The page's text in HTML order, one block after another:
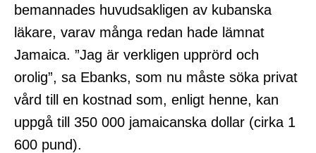
bemannades huvudsakligen av kubanska
läkare, varav många redan hade lämnat
Jamaica. ”Jag är verkligen upprörd och
orolig”, sa Ebanks, som nu måste söka privat
vård till en kostnad som, enligt henne, kan
uppgå till 350 000 jamaicanska dollar (cirka 1
600 pund).